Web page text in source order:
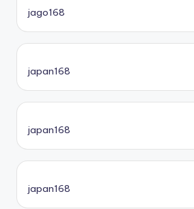
jago168
japan168
japan168
japan168